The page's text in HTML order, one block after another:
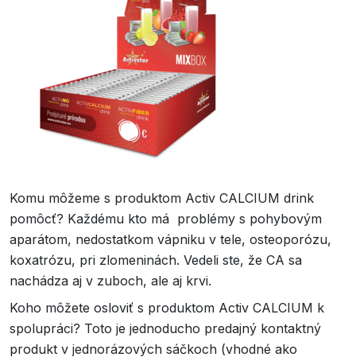
Komu môžeme s produktom Activ CALCIUM drink
pomôcť? Každému kto má problémy s pohybovým
aparátom, nedostatkom vápniku v tele, osteoporózu,
koxatrózu, pri zlomeninách. Vedeli ste, že CA sa
nachádza aj v zuboch, ale aj krvi.
Koho môžete osloviť s produktom Activ CALCIUM k
spolupráci? Toto je jednoducho predajný kontaktný
produkt v jednorázových sáčkoch (vhodné ako